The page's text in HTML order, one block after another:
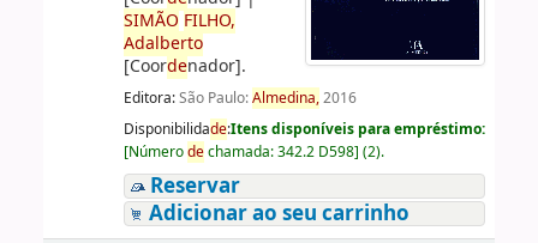
SIMÃO FILHO,
Adalberto
[Coordenador].
Editora:São Paulo:Almedina,2016
Disponibilidade:Itens disponíveis para empréstimo:
[Númerodechamada:342.2 D598] (2).
Reservar
Adicionar ao seu carrinho